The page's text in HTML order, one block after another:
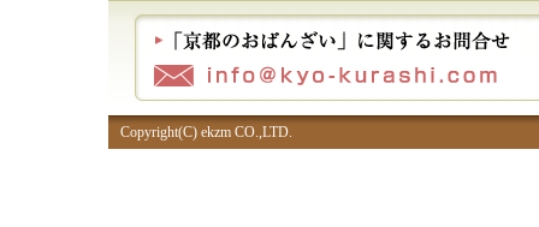
Copyright(C) ekzm CO.,LTD.